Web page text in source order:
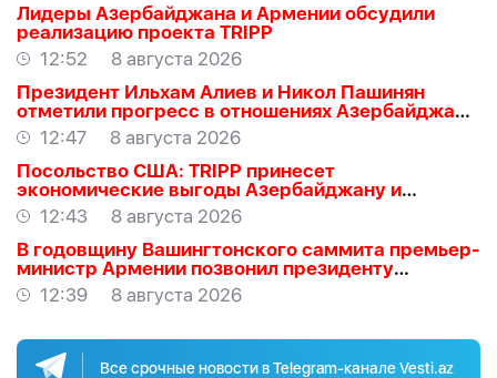
Лидеры Азербайджана и Армении обсудили
реализацию проекта TRIPP
12:52
8 августа 2026
Президент Ильхам Алиев и Никол Пашинян
отметили прогресс в отношениях Азербайджана
и Армении
12:47
8 августа 2026
Посольство США: TRIPP принесет
экономические выгоды Азербайджану и
региону
12:43
8 августа 2026
В годовщину Вашингтонского саммита премьер-
министр Армении позвонил президенту
Азербайджана Ильхаму Алиеву
12:39 8 августа 2026
Все срочные новости в Telegram-канале Vesti.az